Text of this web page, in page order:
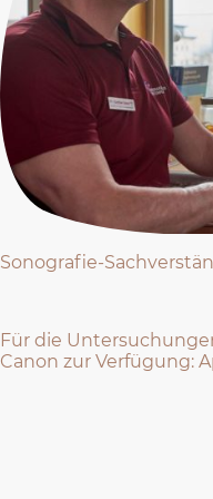
Sonografie-
Für die
Canon zur Verfügung: